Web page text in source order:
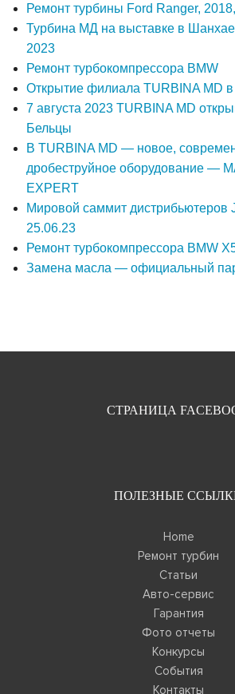
Ремонт турбины Ford Ranger,
Турбина МД на выставке в
2023
Ремонт турбокомпрессора BMW
Открытие филиала TURBINA MD в
7 августа 2023 TURBINA MD
Бельцы
В TURBINA MD — новое,
дробеструйное оборудование —
EXPERT
Мировой саммит дистрибьютеров
25.06.23
Ремонт турбокомпрессора BMW
Замена масла — официальный
СТРАНИЦА
ПОЛЕЗНЫЕ
Home
Ремонт турбин
Статьи
Авто-сервис
Гарантия
Фото отчеты
Конкурсы
События
Контакты